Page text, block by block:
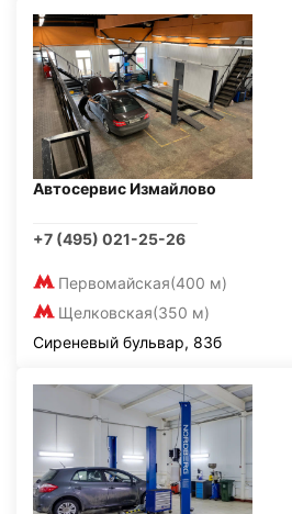
Автосервис Измайлово
+7 (495) 021-25-26
Первомайская(400 м)
Щелковская(350 м)
Сиреневый бульвар, 83б